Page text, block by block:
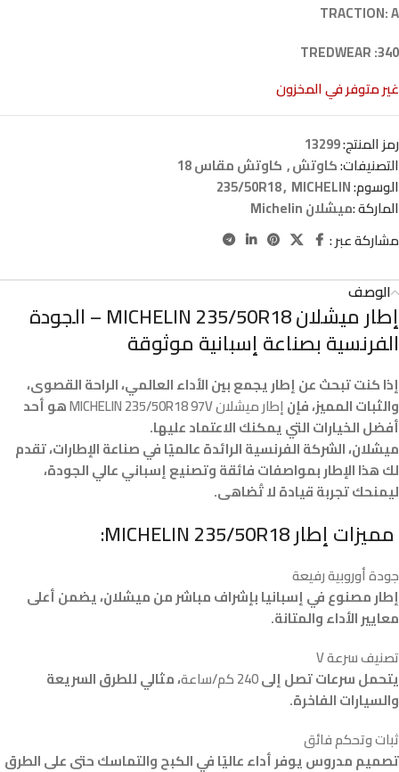
TRACTION: A
TREDWEAR :340
غير متوفر في المخزون
رمز المنتج:13299
التصنيفات:كاوتش, كاوتش مقاس 18
الوسوم:
235/50R18, MICHELIN
الماركة :ميشلان Michelin
مشاركة عبر :
الوصف
إطار ميشلان MICHELIN 235/50R18 – الجودة
الفرنسية بصناعة إسبانية موثوقة
إذا كنت تبحث عن إطار يجمع بين الأداء العالمي، الراحة القصوى،
والثبات المميز، فإنإطار ميشلان MICHELIN 235/50R18 97V
هو أحد
أفضل الخيارات التي يمكنك الاعتماد عليها.
ميشلان، الشركة الفرنسية الرائدة عالميًا في صناعة الإطارات، تقدم
لك هذا الإطار بمواصفات فائقة وتصنيع إسباني عالي الجودة،
ليمنحك تجربة قيادة لا تُضاهى.
مميزات إطار MICHELIN 235/50R18:
جودة أوروبية رفيعة
إطار مصنوع في إسبانيا بإشراف مباشر من ميشلان، يضمن أعلى
معايير الأداء والمتانة.
تصنيف سرعة V
يتحمل سرعات تصل إلى240 كم/ساعة
، مثالي للطرق السريعة
والسيارات الفاخرة.
ثبات وتحكم فائق
تصميم مدروس يوفر أداء عاليًا في الكبح والتماسك حتى على الطرق